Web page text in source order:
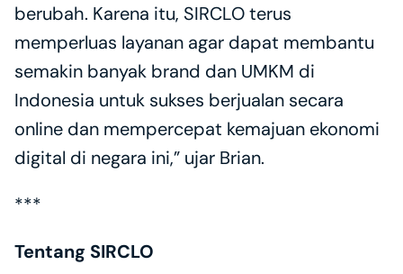
berubah. Karena itu, SIRCLO terus
memperluas layanan agar dapat membantu
semakin banyak brand dan UMKM di
Indonesia untuk sukses berjualan secara
online dan mempercepat kemajuan ekonomi
digital di negara ini,” ujar Brian.
***
Tentang SIRCLO